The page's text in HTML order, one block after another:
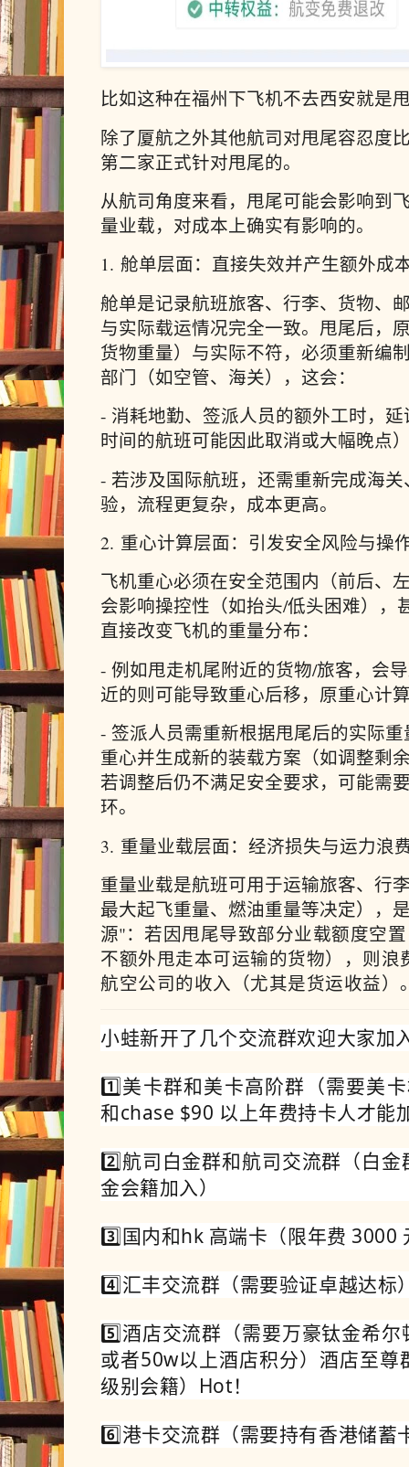
比如这种在福州下飞机不去西安就是
除了厦航之外其他航司对甩尾容忍度
第二家正式针对甩尾的。
从航司角度来看，甩尾可能会影响到
量业载，对成本上确实有影响的。
1. 舱单层面：直接失效并产生额外成
舱单是记录航班旅客、行李、货物、
与实际载运情况完全一致。甩尾后，
货物重量）与实际不符，必须重新编
部门（如空管、海关），这会：
- 消耗地勤、签派人员的额外工时，
时间的航班可能因此取消或大幅晚点
- 若涉及国际航班，还需重新完成海
验，流程更复杂，成本更高。
2. 重心计算层面：引发安全风险与操
飞机重心必须在安全范围内（前后、
会影响操控性（如抬头/低头困难），
直接改变飞机的重量分布：
- 例如甩走机尾附近的货物/旅客，会
近的则可能导致重心后移，原重心计
- 签派人员需重新根据甩尾后的实际
重心并生成新的装载方案（如调整剩
若调整后仍不满足安全要求，可能需
环。
3. 重量业载层面：经济损失与运力浪
重量业载是航班可用于运输旅客、行
最大起飞重量、燃油重量等决定），
源"： 若因甩尾导致部分业载额度空
不额外甩走本可运输的货物），则
航空公司的收入（尤其是货运收益）
小蛙新开了几个交流群欢迎大家加
1️⃣美卡群和美卡高阶群（需要美
和chase $90 以上年费持卡人才能
2️⃣航司白金群和航司交流群（白
金会籍加入）
3️⃣国内和hk 高端卡（限年费 3000
4️⃣汇丰交流群（需要验证卓越达标
5️⃣酒店交流群（需要万豪钛金希
或者50w以上酒店积分）酒店至
级别会籍）Hot！
6️⃣港卡交流群（需要持有香港储蓄